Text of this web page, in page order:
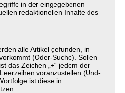
in der eingegebenen
redaktionellen Inhalte des
alle Artikel gefunden, in
(Oder-Suche). Sollen
das Zeichen „+“ jedem der
voranzustellen (Und-
ist diese in